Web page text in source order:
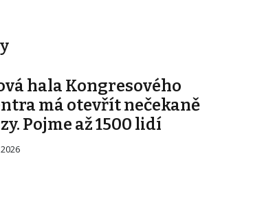
hala Kongresového
má otevřít nečekaně
Pojme až 1500 lidí